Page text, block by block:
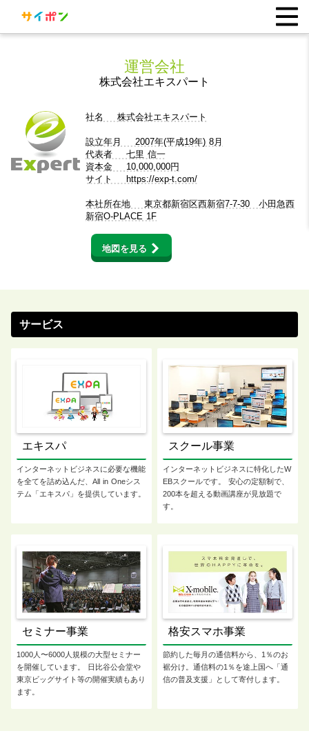
運営会社
株式会社エキスパート
社名 株式会社エキスパート
設立年月 2007年(平成19年) 8月
代表者 七里 信一
資本金 10,000,000円
サイト
https://exp-t.com/
本社所在地 東京都新宿区西新宿7-7-30 小田急西
新宿O-PLACE 1F
地図を見る
サービス
エキスパ
インターネットビジネスに必要な機能
を全てを詰め込んだ、All in Oneシス
テム「エキスパ」を提供しています。
スクール事業
インターネットビジネスに特化したW
EBスクールです。 安心の定額制で、
200本を超える動画講座が見放題で
す。
セミナー事業
1000人〜6000人規模の大型セミナー
を開催しています。 日比谷公会堂や
東京ビッグサイト等の開催実績もあり
ます。
格安スマホ事業
節約した毎月の通信料から、1％のお
裾分け。通信料の1％を途上国へ「通
信の普及支援」として寄付します。